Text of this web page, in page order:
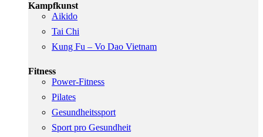
Kampfkunst
Aikido
Tai Chi
Kung Fu – Vo Dao Vietnam
Fitness
Power-Fitness
Pilates
Gesundheitssport
Sport pro Gesundheit